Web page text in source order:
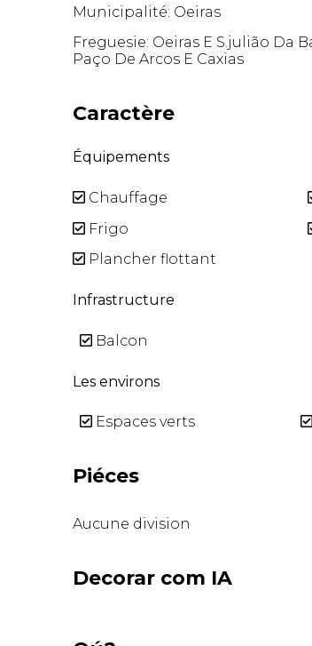
Municipalité: Oeiras
Freguesie: Oeiras E S.julião Da
Paço De Arcos E Caxias
Caractère
Équipements
Chauffage
Frigo
Plancher flottant
Infrastructure
Balcon
Les environs
Espaces verts
Piéces
Aucune division
Decorar com IA